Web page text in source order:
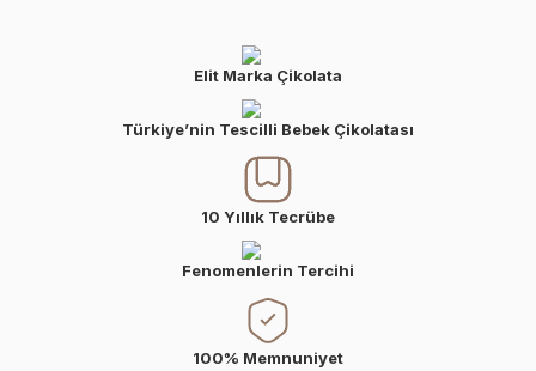
Elit Marka Çikolata
Türkiye’nin Tescilli Bebek Çikolatası
10 Yıllık Tecrübe
Fenomenlerin Tercihi
100% Memnuniyet